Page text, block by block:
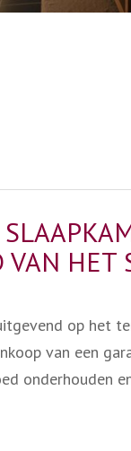
HET
op het
van een
onderhouden